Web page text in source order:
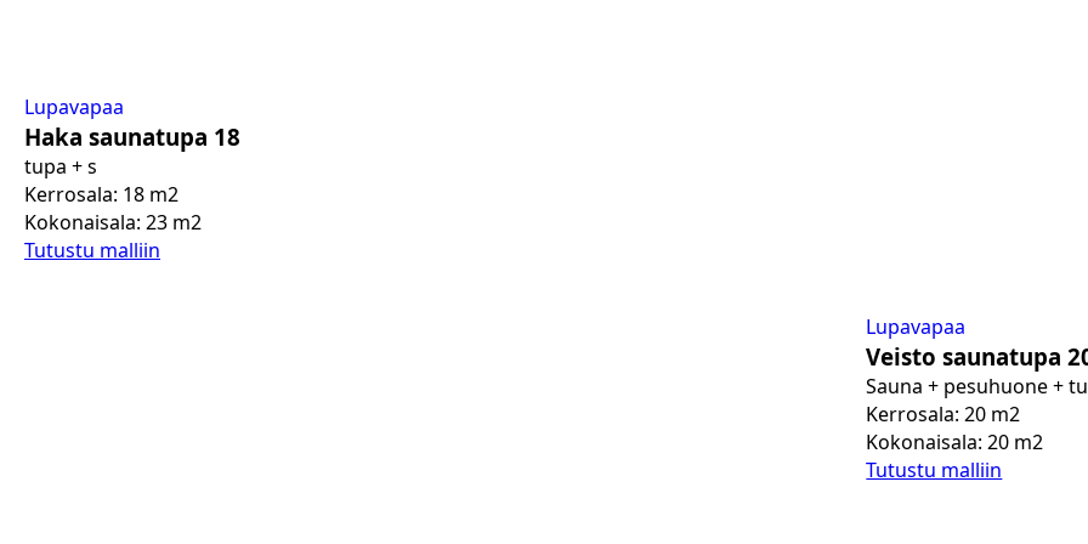
Lupavapaa
Haka saunatupa 18
tupa + s
Kerrosala: 18 m2
Kokonaisala: 23 m2
Tutustu malliin
Lupavapaa
Veisto saunatupa
Sauna + pesuhuone +
Kerrosala: 20 m2
Kokonaisala: 20 m2
Tutustu malliin